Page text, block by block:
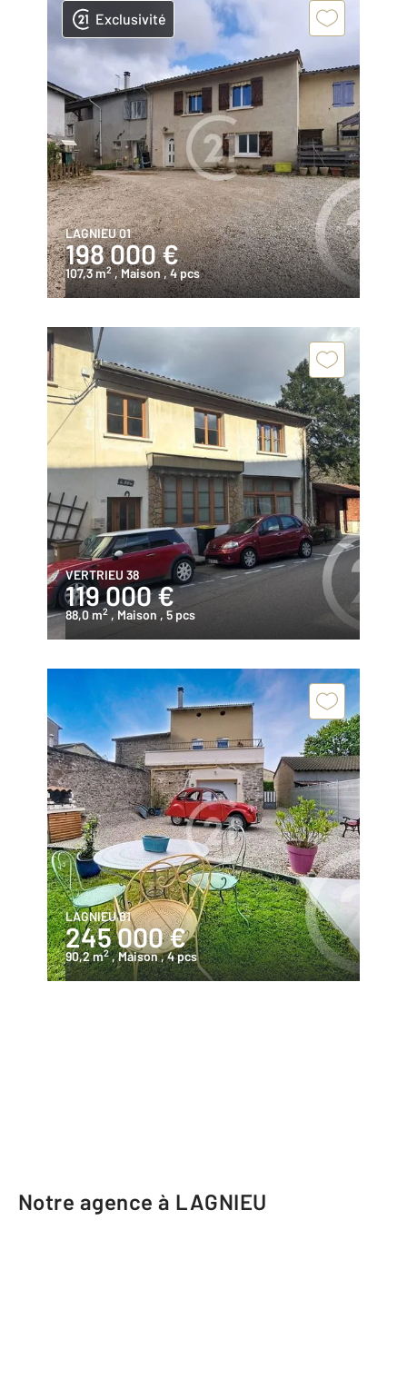
Exclusivité
LAGNIEU 01
198 000 €
107,3 m2 , Maison, 4 pcs
VERTRIEU 38
119 000 €
88,0 m2 , Maison , 5 pcs
LAGNIEU 01
245 000 €
90,2 m2 , Maison, 4 pcs
Notre agence à LAGNIEU